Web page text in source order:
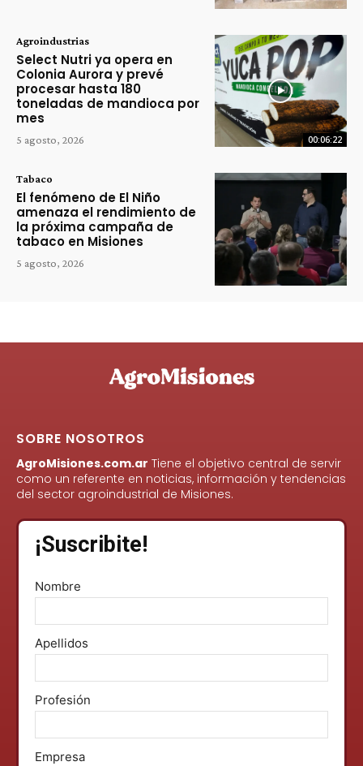
00:06:22
Agroindustrias
Select Nutri ya opera en
Colonia Aurora y prevé
procesar hasta 180
toneladas de mandioca por
mes
5 agosto, 2026
Tabaco
El fenómeno de El Niño
amenaza el rendimiento de
la próxima campaña de
tabaco en Misiones
5 agosto, 2026
SOBRE NOSOTROS
AgroMisiones.com.ar Tiene el objetivo central de servir
como un referente en noticias, información y tendencias
del sector agroindustrial de Misiones.
¡Suscribite!
Nombre
Apellidos
Profesión
Empresa